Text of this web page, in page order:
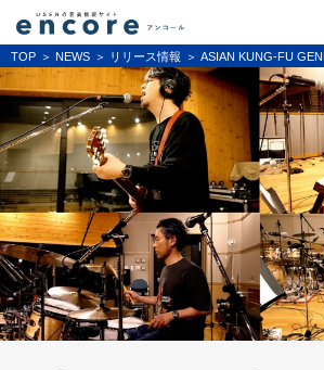
TOP NEWS リリース情報 ASIAN KUNG-FU